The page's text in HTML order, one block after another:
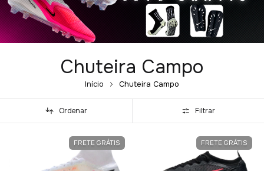
Chuteira Campo
Início Chuteira Campo
Ordenar Filtrar
FRETE GRÁTIS FRETE GRÁTIS